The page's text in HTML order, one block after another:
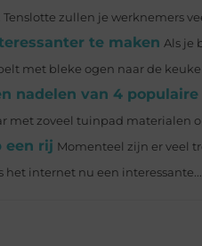
zullen je werknemers
te maken Als je
met bleke ogen naar de
nadelen van 4
met zoveel tuinpad materialen
een rij Momenteel zijn er veel
internet nu een interessante...